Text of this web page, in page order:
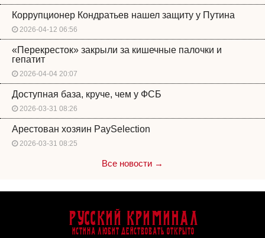
Коррупционер Кондратьев нашел защиту у Путина
2026-04-12 06:56
«Перекресток» закрыли за кишечные палочки и
гепатит
2026-04-04 20:07
Доступная база, круче, чем у ФСБ
2026-03-31 08:26
Арестован хозяин PaySelection
2026-03-31 08:25
Все новости →
Русский Криминал
Истина любит действовать открыто